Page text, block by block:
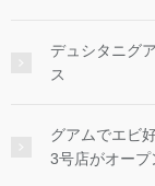
デュシタニグ
ス
グアムでエビ
3号店がオープ